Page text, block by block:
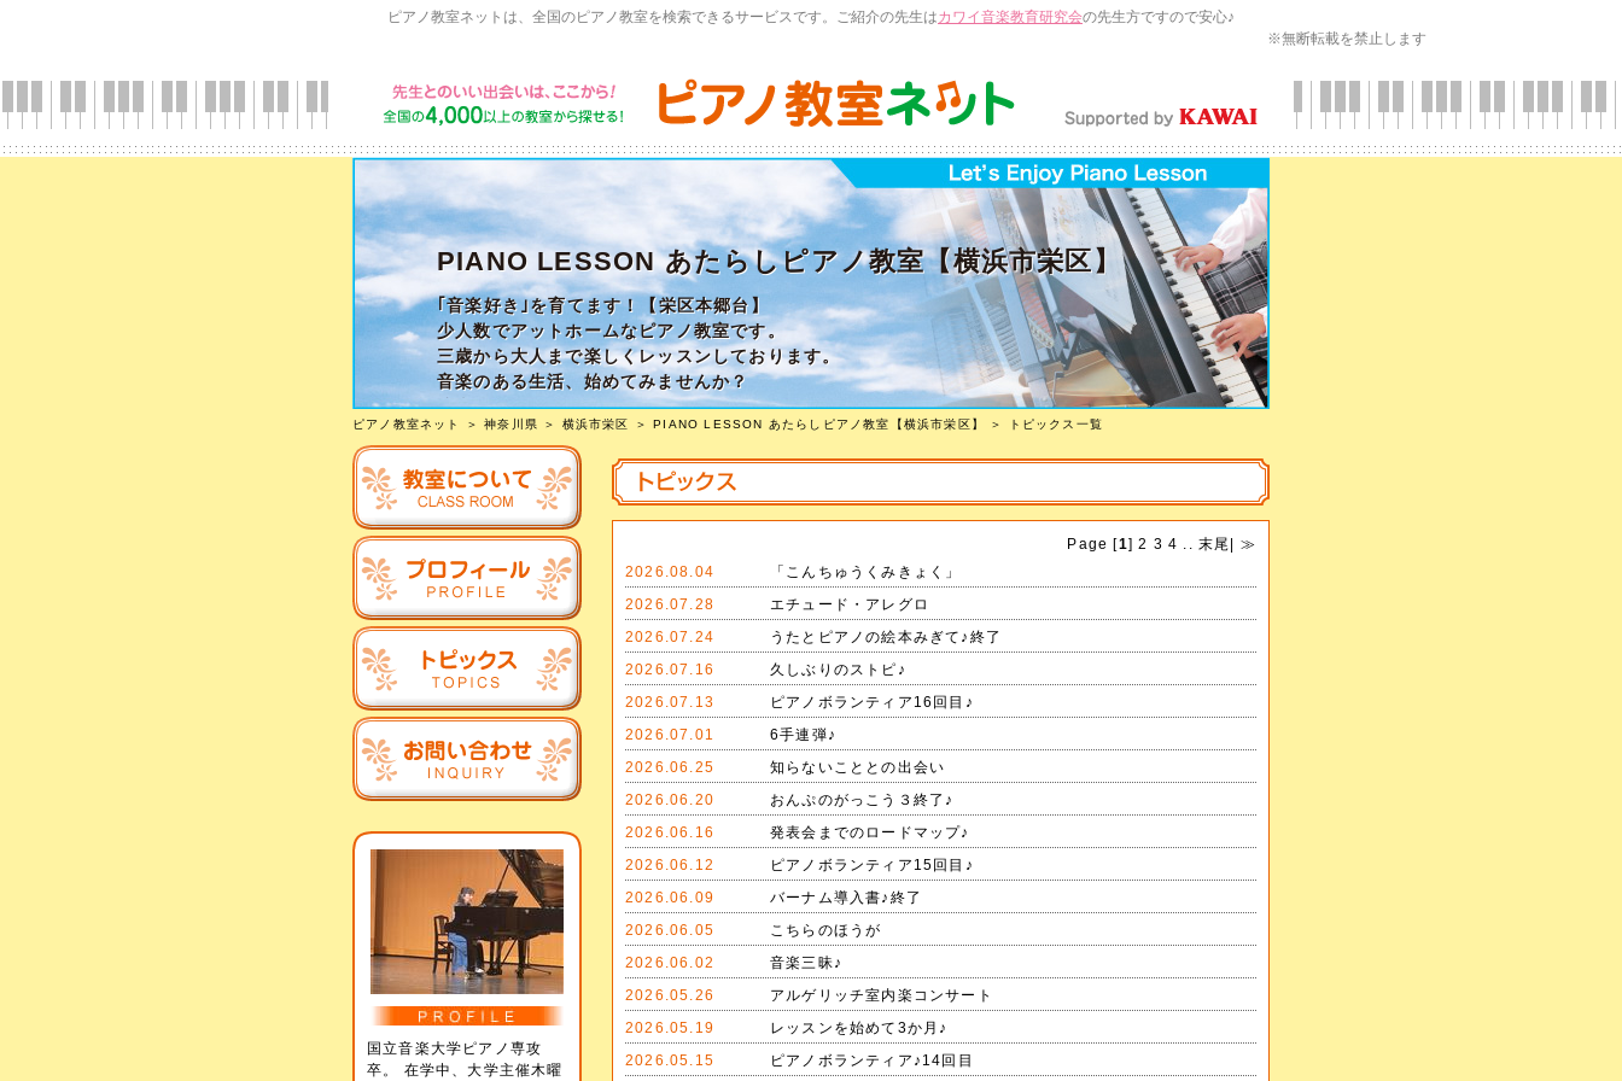
ピアノ教室ネットは、全国のピアノ教室を検索できるサービスです。ご紹介の先生はカワイ音楽教育研究会の先生方ですので安心♪
※無断転載を禁止します
PIANO LESSON あたらしピアノ教室【横浜市栄区】
｢音楽好き｣を育てます！【栄区本郷台】
少人数でアットホームなピアノ教室です。
三歳から大人まで楽しくレッスンしております。
音楽のある生活、始めてみませんか？
駐車場有り。
ピアノ教室ネット ＞神奈川県 ＞ 横浜市栄区 ＞PIANO LESSON あたらしピアノ教室【横浜市栄区】 ＞ トピックス一覧
国立音楽大学ピアノ専攻
卒。 在学中、大学主催木曜
Page [1]2 3 4 .. 末尾
≫
2026.08.04
「こんちゅうくみきょく」
2026.07.28
エチュード・アレグロ
2026.07.24
うたとピアノの絵本みぎて♪終了
2026.07.16
久しぶりのストピ♪
2026.07.13
ピアノボランティア16回目♪
2026.07.01
6手連弾♪
2026.06.25
知らないこととの出会い
2026.06.20
おんぷのがっこう３終了♪
2026.06.16
発表会までのロードマップ♪
2026.06.12
ピアノボランティア15回目♪
2026.06.09
バーナム導入書♪終了
2026.06.05
こちらのほうが
2026.06.02
音楽三昧♪
2026.05.26
アルゲリッチ室内楽コンサート
2026.05.19
レッスンを始めて3か月♪
2026.05.15
ピアノボランティア♪14回目